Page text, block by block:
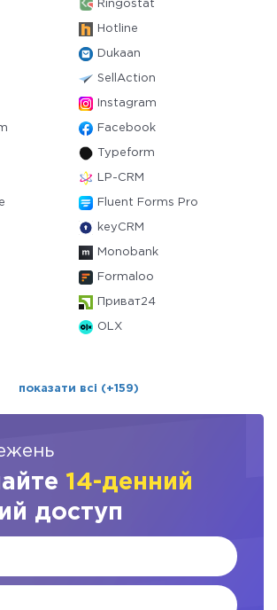
Ringostat
Hotline
Dukaan
SellAction
Instagram
Facebook
Typeform
LP-CRM
Fluent Forms Pro
keyCRM
Monobank
Formaloo
Приват24
OLX
показати всі (+159)
14-денний
доступ